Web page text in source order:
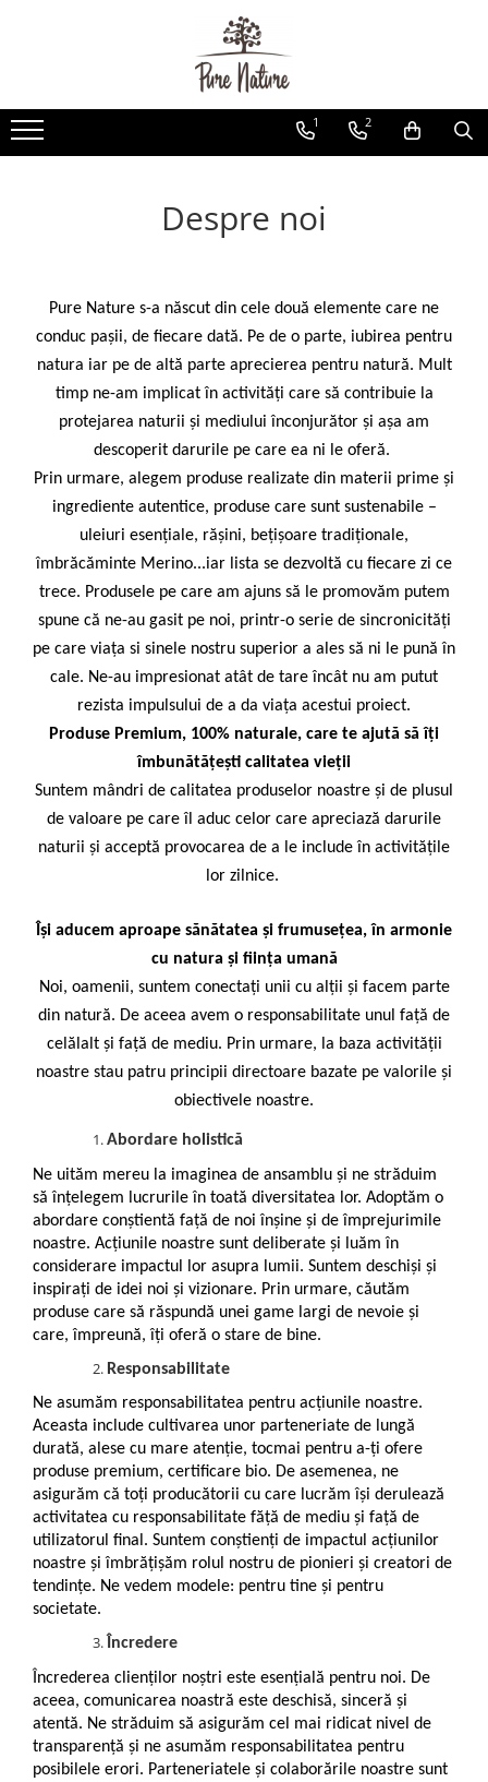
Uleiuri Esentiale și Amestecuri de
Uleiuri Esentiale
Difuzoare de Uleiuri Esențiale
Uleiuri Purtătoare și Uleiuri pentru
Masaj
Uleiuri pentru Masaj
Uleiuri Purtătoare
Uleiuri Esențiale, Bețișoare, și Alte
Produse pentru Sistemul Chakra
Chakroil
Bețișoare Chakra
Ceai Chakra
Colonie Chakra
Ulei pentru Masaj Chakra
Săpun Chakra
Cunoașterea Chakrelor
Seturi Chakra
Bețișoare Aromate
Bețișoarele lui Marco Polo
Bețișoare Tradiționale
Bețișoare pentru Reiki
Bețișoare pentru Yoga
Suporturi pentru Bețișoare
Tulsi
Accesorii pentru Ceai
Condimente
Hidrosoli
Parfumuri în Alcool
Parfumuri în Ulei
Rășini Prețioase, Lemne Aromatice
și Arzătoare
Sare de Himalaya
Spray Bio pentru Ambient
Unt de Karitè - Unt de Shea
Săpunuri
Produse
Termeni si Conditii
Boluri Tibetane
Accesorii
Produse
Barbati
Femei
LIFE+Sport Device
Neolys+Cosmetic
1 2
Despre noi
Pure Nature s-a născut din cele două elemente care ne
conduc pașii, de fiecare dată. Pe de o parte, iubirea pentru
natura iar pe de altă parte aprecierea pentru natură. Mult
timp ne-am implicat în activități care să contribuie la
protejarea naturii și mediului înconjurător și așa am
descoperit darurile pe care ea ni le oferă.
Prin urmare, alegem produse realizate din materii prime și
ingrediente autentice, produse care sunt sustenabile –
uleiuri esențiale, rășini, bețișoare tradiționale,
îmbrăcăminte Merino...iar lista se dezvoltă cu fiecare zi ce
trece. Produsele pe care am ajuns să le promovăm putem
spune că ne-au gasit pe noi, printr-o serie de sincronicități
pe care viața si sinele nostru superior a ales să ni le pună în
cale. Ne-au impresionat atât de tare încât nu am putut
rezista impulsului de a da viața acestui proiect.
Produse Premium, 100% naturale, care te ajută să îți
îmbunătățești calitatea vieții
Suntem mândri de calitatea produselor noastre și de plusul
de valoare pe care îl aduc celor care apreciază darurile
naturii și acceptă provocarea de a le include în activitățile
lor zilnice.
Își aducem aproape sănătatea și frumusețea, în armonie
cu natura și ființa umană
Noi, oamenii, suntem conectați unii cu alții și facem parte
din natură. De aceea avem o responsabilitate unul față de
celălalt și față de mediu. Prin urmare, la baza activității
noastre stau patru principii directoare bazate pe valorile și
obiectivele noastre.
Abordare holistică
Ne uităm mereu la imaginea de ansamblu și ne străduim
să înțelegem lucrurile în toată diversitatea lor. Adoptăm o
abordare conștientă față de noi înșine și de împrejurimile
noastre. Acțiunile noastre sunt deliberate și luăm în
considerare impactul lor asupra lumii. Suntem deschiși și
inspirați de idei noi și vizionare. Prin urmare, căutăm
produse care să răspundă unei game largi de nevoie și
care, împreună, îți oferă o stare de bine.
Responsabilitate
Ne asumăm responsabilitatea pentru acțiunile noastre.
Aceasta include cultivarea unor parteneriate de lungă
durată, alese cu mare atenție, tocmai pentru a-ți ofere
produse premium, certificare bio. De asemenea, ne
asigurăm că toți producătorii cu care lucrăm își derulează
activitatea cu responsabilitate făță de mediu și față de
utilizatorul final. Suntem conștienți de impactul acțiunilor
noastre și îmbrățișăm rolul nostru de pionieri și creatori de
tendințe. Ne vedem modele: pentru tine și pentru
societate.
Încredere
Încrederea clienților noștri este esențială pentru noi. De
aceea, comunicarea noastră este deschisă, sinceră și
atentă. Ne străduim să asigurăm cel mai ridicat nivel de
transparență și ne asumăm responsabilitatea pentru
posibilele erori. Parteneriatele și colaborările noastre sunt